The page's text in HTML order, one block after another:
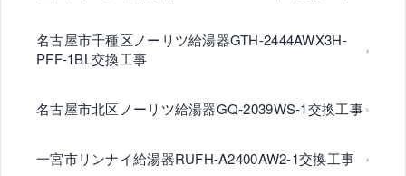
名古屋市千種区ノーリツ給湯器GTH-2444AWX3H-
PFF-1BL交換工事
名古屋市北区ノーリツ給湯器GQ-2039WS-1交換工事
一宮市リンナイ給湯器RUFH-A2400AW2-1交換工事